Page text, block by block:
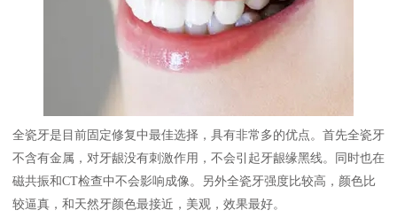
全瓷牙是目前固定修复中最佳选择，具有非常多的优点。首先全瓷牙
不含有金属，对牙龈没有刺激作用，不会引起牙龈缘黑线。同时也在
磁共振和CT检查中不会影响成像。另外全瓷牙强度比较高，颜色比
较逼真，和天然牙颜色最接近，美观，效果最好。